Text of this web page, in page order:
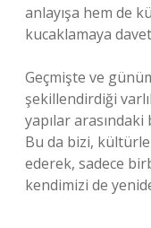
anlayışa hem de
kucaklamaya
Geçmişte ve
şekillendirdiği
yapılar arasındaki
Bu da bizi,
ederek, sadece
kendimizi de